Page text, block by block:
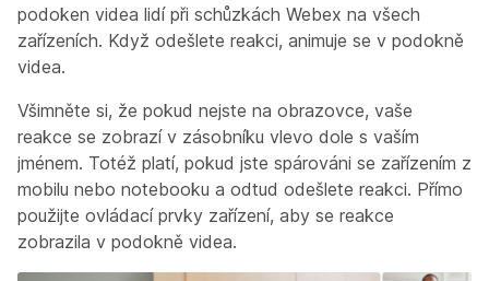
podoken videa lidí při schůzkách Webex na všech
zařízeních. Když odešlete reakci, animuje se v podokně
videa.
Všimněte si, že pokud nejste na obrazovce, vaše
reakce se zobrazí v zásobníku vlevo dole s vaším
jménem. Totéž platí, pokud jste spárováni se zařízením z
mobilu nebo notebooku a odtud odešlete reakci. Přímo
použijte ovládací prvky zařízení, aby se reakce
zobrazila v podokně videa.